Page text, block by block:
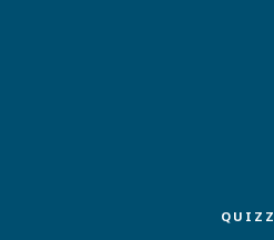
QUIZZ